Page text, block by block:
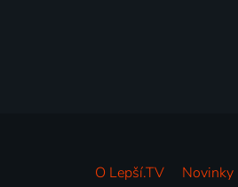
O Lepší.TV Novinky